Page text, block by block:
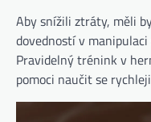
Aby snížili ztráty, měli
dovedností v
Pravidelný trénink v
pomoci naučit se